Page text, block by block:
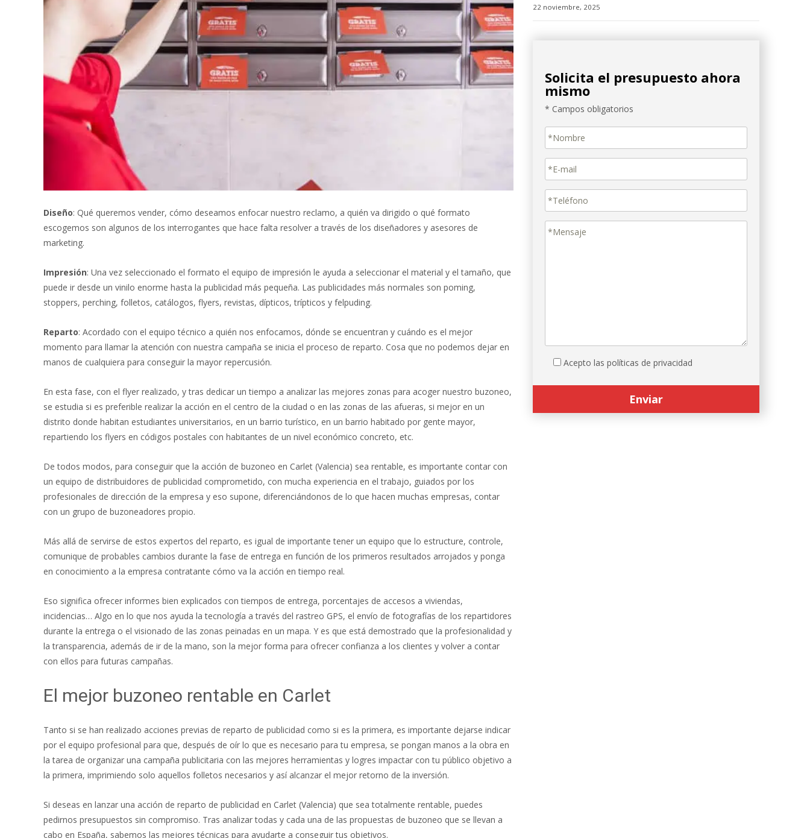
Diseño: Qué queremos vender, cómo deseamos enfocar nuestro reclamo, a quién va dirigido o qué formato
escogemos son algunos de los interrogantes que hace falta resolver a través de los diseñadores y asesores de
marketing.
Impresión: Una vez seleccionado el formato el equipo de impresión le ayuda a seleccionar el material y el tamaño, que
puede ir desde un vinilo enorme hasta la publicidad más pequeña. Las publicidades más normales son poming,
stoppers, perching, folletos, catálogos, flyers, revistas, dípticos, trípticos y felpuding.
Reparto: Acordado con el equipo técnico a quién nos enfocamos, dónde se encuentran y cuándo es el mejor
momento para llamar la atención con nuestra campaña se inicia el proceso de reparto. Cosa que no podemos dejar en
manos de cualquiera para conseguir la mayor repercusión.
En esta fase, con el flyer realizado, y tras dedicar un tiempo a analizar las mejores zonas para acoger nuestro buzoneo,
se estudia si es preferible realizar la acción en el centro de la ciudad o en las zonas de las afueras, si mejor en un
distrito donde habitan estudiantes universitarios, en un barrio turístico, en un barrio habitado por gente mayor,
repartiendo los flyers en códigos postales con habitantes de un nivel económico concreto, etc.
De todos modos, para conseguir que la acción de buzoneo en Carlet (Valencia) sea rentable, es importante contar con
un equipo de distribuidores de publicidad comprometido, con mucha experiencia en el trabajo, guiados por los
profesionales de dirección de la empresa y eso supone, diferenciándonos de lo que hacen muchas empresas, contar
con un grupo de buzoneadores propio.
Más allá de servirse de estos expertos del reparto, es igual de importante tener un equipo que lo estructure, controle,
comunique de probables cambios durante la fase de entrega en función de los primeros resultados arrojados y ponga
en conocimiento a la empresa contratante cómo va la acción en tiempo real.
Eso significa ofrecer informes bien explicados con tiempos de entrega, porcentajes de accesos a viviendas,
incidencias… Algo en lo que nos ayuda la tecnología a través del rastreo GPS, el envío de fotografías de los repartidores
durante la entrega o el visionado de las zonas peinadas en un mapa. Y es que está demostrado que la profesionalidad y
la transparencia, además de ir de la mano, son la mejor forma para ofrecer confianza a los clientes y volver a contar
con ellos para futuras campañas.
El mejor buzoneo rentable en Carlet
Tanto si se han realizado acciones previas de reparto de publicidad como si es la primera, es importante dejarse indicar
por el equipo profesional para que, después de oír lo que es necesario para tu empresa, se pongan manos a la obra en
la tarea de organizar una campaña publicitaria con las mejores herramientas y logres impactar con tu público objetivo a
la primera, imprimiendo solo aquellos folletos necesarios y así alcanzar el mejor retorno de la inversión.
Si deseas en lanzar una acción de reparto de publicidad en Carlet (Valencia) que sea totalmente rentable, puedes
pedirnos presupuestos sin compromiso. Tras analizar todas y cada una de las propuestas de buzoneo que se llevan a
cabo en España, sabemos las mejores técnicas para ayudarte a conseguir tus objetivos.
22 noviembre, 2025
Acepto las políticas de privacidad